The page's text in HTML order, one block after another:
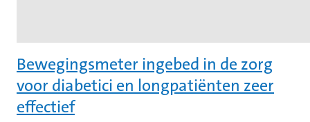
Bewegingsmeter ingebed in de zorg
voor diabetici en longpatiënten zeer
effectief